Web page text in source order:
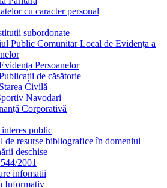
cu caracter personal
subordonate
Public Comunitar Local de Evidența a
Persoanelor
de căsătorie
Starea Civilă
Navodari
Corporativă
public
de resurse bibliografice în domeniul
deschise
2001
infomatii
Informativ